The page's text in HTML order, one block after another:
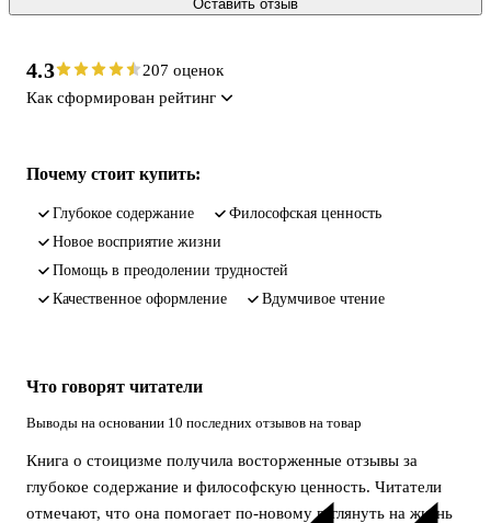
Оставить отзыв
4.3
207 оценок
Как сформирован рейтинг
Почему стоит купить:
глубокое содержание
философская ценность
новое восприятие жизни
помощь в преодолении трудностей
качественное оформление
вдумчивое чтение
Что говорят читатели
Выводы на основании 10 последних отзывов на товар
Книга о стоицизме получила восторженные отзывы за
глубокое содержание и философскую ценность. Читатели
отмечают, что она помогает по-новому взглянуть на жизнь